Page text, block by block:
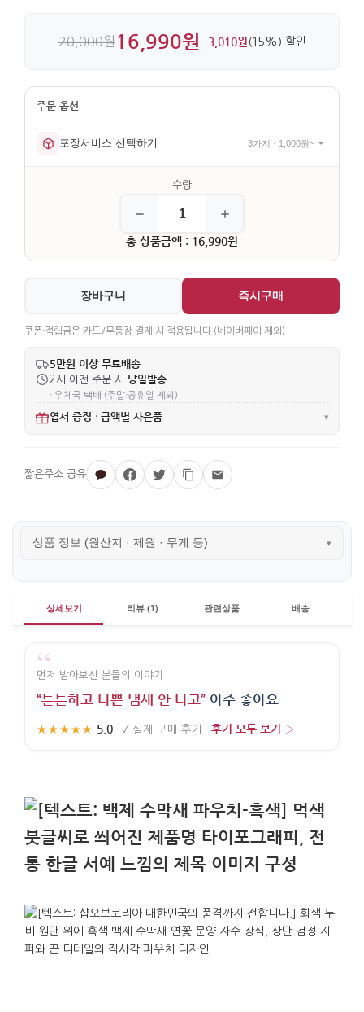
20,000원16,990원- 3,010원 (15%) 할인
포장서비스 선택하기 3가지 · 1,000원~
총 상품금액 : 16,990원
장바구니 즉시구매
쿠폰·적립금은 카드/무통장 결제 시 적용됩니다 (네이버페이 제외)
5만원 이상 무료배송
2시 이전 주문 시 당일발송
· 우체국 택배 (주말·공휴일 제외)
엽서 증정 · 금액별 사은품 ▾
상품 정보 (원산지 · 제원 · 무게 등) ▾
상세보기 리뷰 (1) 관련상품 배송
“
먼저 받아보신 분들의 이야기
“튼튼하고 나쁜 냄새 안 나고” 아주 좋아요
★★★★★ 5.0 · ✓ 실제 구매 후기 · 후기 모두 보기 ›